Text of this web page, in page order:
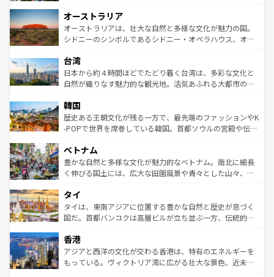
部のニューオーリンズでは、音楽と美食が融合した独特の
文化が魅力。旅行者はアメリカの各地域で異なる魅力を楽
しみながら、その多様性と豊かな歴史を感じることができ
ならではの贅沢な旅のスタイルだ。 なお、新着のアメリカ
情報はコンテンツ一覧を参照してほしい。
ワイ島は見逃せない。また、定番の観光地といえばオアフ
島だが、静かな自然を求めるならマウイ島やカウアイ島が
おすすめ。エメラルドグリーンに輝く海をはじめ、豊かな
れるおもてなしの心で訪れる人々を迎えてくれるハワイの
人々、おいしいローカルフードやハワイアンミュージッ
ク、伝統的なフラダンスなど、すべてがハワイの魅力を彩
ワイを、存分に味わってほしい。 なお、新着のハワイ情報
はコンテンツ一覧を参照してほしい。
オーストラリア
オーストラリアは、壮大な自然と多様な文化が魅力の国。
シドニーのシンボルであるシドニー・オペラハウス、オー
リアリーフや大陸中央部にそびえるウルル（エアーズロッ
ク）、タスマニアの美しい原生林やケアンズの熱帯雨林な
ど、見どころがたくさん。また、カフェやワイン、オージ
いる。アクティビティも充実しており、サーフィンやダイ
ビング、ハイキングなど、アウトドア好きにはたまらな
い。オーストラリアの多彩な魅力を存分に味わいつくそ
参照してほしい。
台湾
日本から約４時間ほどでたどり着く台湾は、多彩な文化と
自然が織りなす魅力的な観光地。活気あふれる大都市の台
ン）、静ひつな山岳地帯である台湾東部など、都市の喧騒
と山間の静けさが共存しており、訪れる人に新しい発見と
驚きをもたらしてくれる。また、奥深い台湾の食文化も魅
容にもいいと評判のスイーツなど、バラエティ豊かな料理
が味わえる。 なお、新着の台湾情報は コンテンツ一覧を参
照してほしい。
韓国
歴史ある王朝文化が残る一方で、最先端のファッションやK
-POPで世界を席巻している韓国。首都ソウルの宮殿や伝統
き、地方に足を延ばせば四季折々の自然美を楽しむことが
できる。そして、キムチや焼肉、絶品のストリートフード
まで、さまざまな韓国料理が待っている。夜には、韓国な
リティに包まれながら、韓国の多彩な魅力を心ゆくまで味
わってみてほしい。 なお、新着の韓国情報はコンテンツ一
覧を参照してほしい。
ベトナム
豊かな自然と多様な文化が魅力的なベトナム。南北に細長
く伸びる国土には、広大な田園風景や青々とした山々、世
急速な発展と共に伝統が息づく。ハノイの古い町並みやホ
ーチミン市のフランス統治時代の建物も、独特の雰囲気を
醸し出している。また、バラエティの豊かさとおいしさで
とつ。フォーやバインミー、ベトナムコーヒーなどは、ぜ
ひ現地で味わいたい。どの地域を訪れてもあたたかい人々
が旅行者を迎えてくれるので、きっと忘れられない旅にな
タイ
タイは、東南アジアに位置する豊かな自然と歴史が息づく
国だ。首都バンコクは高層ビルが立ち並ぶ一方、伝統的な
の活気が交差している。北部ではチェンマイなどの山岳地
帯で自然と触れ合い、南部ではプーケットやクラビの美し
いビーチでリゾート気分を楽しむことができる。タイ料理
香港
アジアと西洋の文化が交わる香港は、特有のエネルギーを
もっている。ヴィクトリア湾に広がる壮大な景色、近未来